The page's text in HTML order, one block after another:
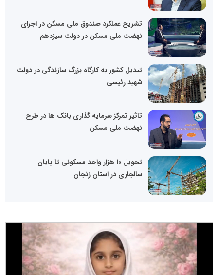
تشریح عملکرد صندوق ملی مسکن در اجرای
نهضت ملی مسکن در دولت سیزدهم
تبدیل کشور به کارگاه بزرگ سازندگی در دولت
شهید رئیسی
تاثیر تمرکز سرمایه گذاری بانک ها در طرح
نهضت ملی مسکن
تحویل ۱۰ هزار واحد مسکونی تا پایان
سالجاری در استان زنجان